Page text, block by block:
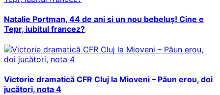
Natalie Portman, 44 de ani si un nou bebeluș! Cine e
Tepr, iubitul francez?
Victorie dramatică CFR Cluj la Mioveni – Păun erou, doi
jucători, nota 4